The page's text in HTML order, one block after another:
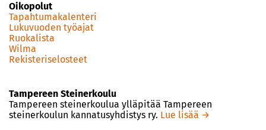
Oikopolut
Tapahtumakalenteri
Lukuvuoden työajat
Ruokalista
Wilma
Rekisteriselosteet
Tampereen Steinerkoulu
Tampereen steinerkoulua ylläpitää Tampereen
steinerkoulun kannatusyhdistys ry. Lue lisää →